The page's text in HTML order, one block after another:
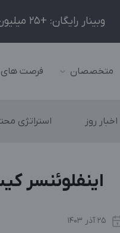
وبینار رایگان: +25 میلیون درآمد در ماه با ادمینیِ شبکه‌های اجتماعی داخلی و خارجی!
متخصصان فرصت
اخبار روز استراتژی
اینفلوئنسر
25 آذر 1403